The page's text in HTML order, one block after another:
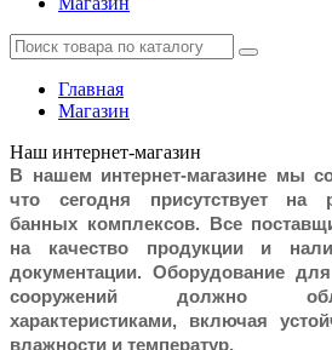
Главная
Магазин
Наш интернет-магазин
В нашем интернет-магазине мы
что сегодня присутствует на
банных комплексов. Все
на качество продукции и
документации. Оборудование
сооружений должно
характеристиками, включая
влажности и температур.